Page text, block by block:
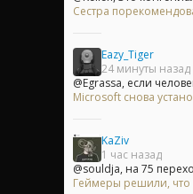
Сестра
Eazy_Tiger
24 минуты назад
@Egrassa, если
Microsoft снова
KaZiv
1 час назад
@souldja, на 75
Геймеры решили, что